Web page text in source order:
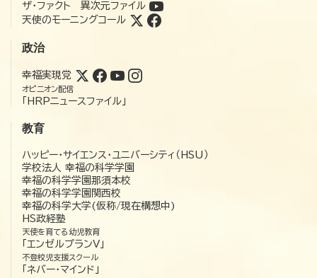
ザ・ファクト 異次元ファイル
天使のモーニングコール
政治
幸福実現党
オピニオン配信
「HRPニュースファイル」
教育
ハッピー・サイエンス・ユニバーシティ（HSU）
学校法人 幸福の科学学園
幸福の科学学園那須本校
幸福の科学学園関西校
幸福の科学大学(仮称/現在構想中)
HS政経塾
天使を育てる幼児教育
「エンゼルプランV」
不登校児支援スクール
「ネバー・マインド」